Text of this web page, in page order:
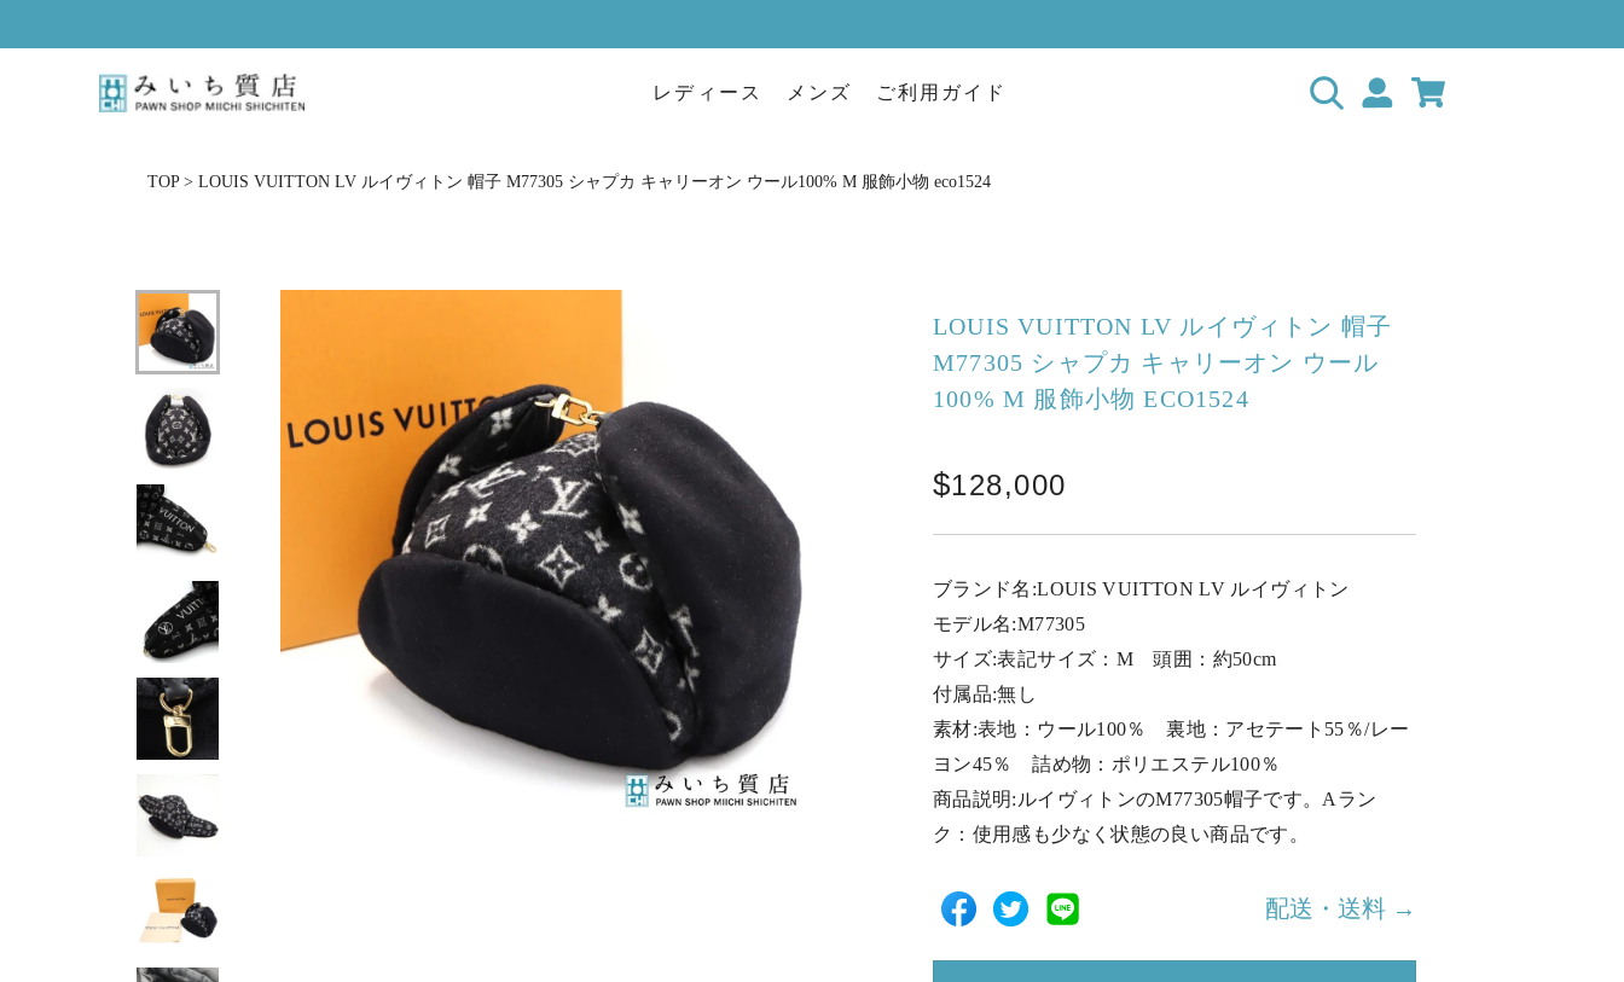
レディース メンズ ご利用ガイド
TOP > LOUIS VUITTON LV ルイヴィトン 帽子 M77305 シャプカ キャリーオン ウール100% M 服飾小物 eco1524
LOUIS VUITTON LV ルイヴィトン 帽子
M77305 シャプカ キャリーオン ウール
100% M 服飾小物 ECO1524
128,000
ブランド名:LOUIS VUITTON LV ルイヴィトン
モデル名:M77305
サイズ:表記サイズ：M 頭囲：約50cm
付属品:無し
素材:表地：ウール100％ 裏地：アセテート55％/レー
ヨン45％ 詰め物：ポリエステル100％
商品説明:ルイヴィトンのM77305帽子です。Aラン
ク：使用感も少なく状態の良い商品です。
配送・送料 →